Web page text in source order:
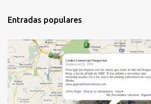
Entradas populares